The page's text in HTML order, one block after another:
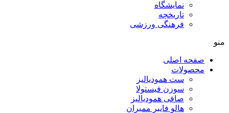
نمایشگاه
تاريخچه
فرهنگی ورزشی
منو
صفحه اصلی
محصولات
ست همودیالیز
سوزن فیستولا
صافی همودیالیز
هالو فایبر ممبران